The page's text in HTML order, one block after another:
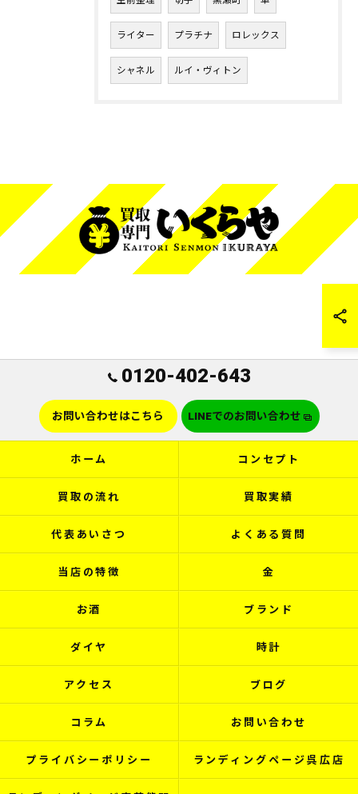
ライター プラチナ ロレックス
シャネル ルイ・ヴィトン
0120-402-643
お問い合わせはこちら LINEでのお問い合わせ
ホーム コンセプト
買取の流れ 買取実績
代表あいさつ よくある質問
当店の特徴 金
お酒 ブランド
ダイヤ 時計
アクセス ブログ
コラム お問い合わせ
プライバシーポリシー ランディングページ呉広店